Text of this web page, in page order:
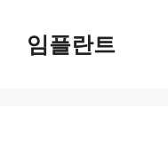
임플란트